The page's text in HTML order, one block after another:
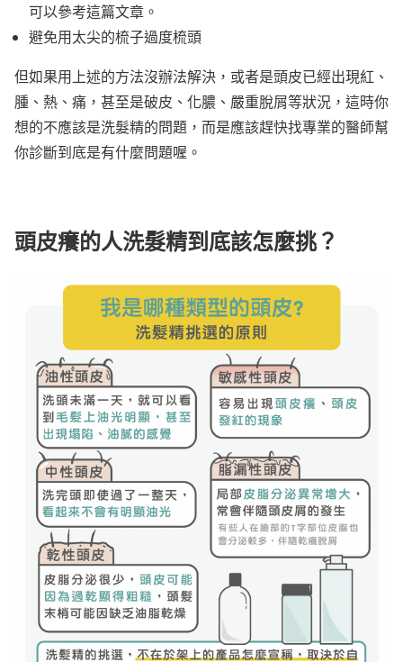
可以參考這篇文章。
避免用太尖的梳子過度梳頭
但如果用上述的方法沒辦法解決，或者是頭皮已經出現紅、
腫、熱、痛，甚至是破皮、化膿、嚴重脫屑等狀況，這時你
想的不應該是洗髮精的問題，而是應該趕快找專業的醫師幫
你診斷到底是有什麼問題喔。
頭皮癢的人洗髮精到底該怎麼挑？